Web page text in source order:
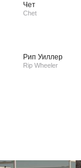
Чет
Chet
Рип Уиллер
Rip Wheeler